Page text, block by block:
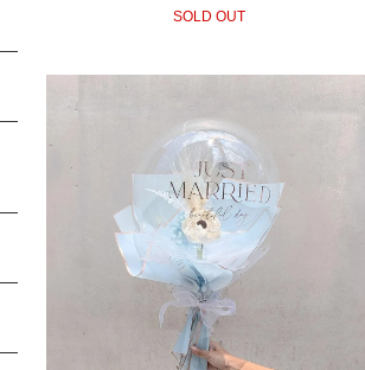
SOLD OUT